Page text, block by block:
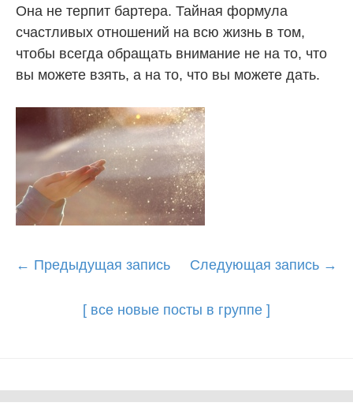
Она не терпит бартера. Тайная формула
счастливых отношений на всю жизнь в том,
чтобы всегда обращать внимание не на то, что
вы можете взять, а на то, что вы можете дать.
Post
← Предыдущая запись Следующая запись →
[ все новые посты в группе ]